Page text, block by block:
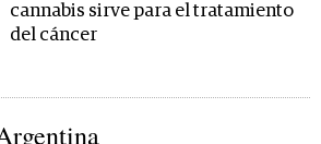
cannabis sirve para el tratamiento
del cáncer